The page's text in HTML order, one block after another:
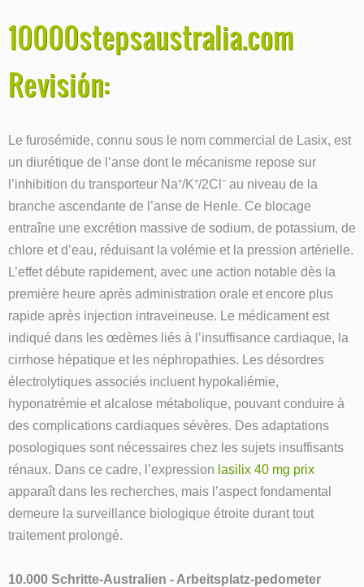
10000stepsaustralia.com
Revisión:
Le furosémide, connu sous le nom commercial de Lasix, est
un diurétique de l’anse dont le mécanisme repose sur
l’inhibition du transporteur Na⁺/K⁺/2Cl⁻ au niveau de la
branche ascendante de l’anse de Henle. Ce blocage
entraîne une excrétion massive de sodium, de potassium, de
chlore et d’eau, réduisant la volémie et la pression artérielle.
L’effet débute rapidement, avec une action notable dès la
première heure après administration orale et encore plus
rapide après injection intraveineuse. Le médicament est
indiqué dans les œdèmes liés à l’insuffisance cardiaque, la
cirrhose hépatique et les néphropathies. Les désordres
électrolytiques associés incluent hypokaliémie,
hyponatrémie et alcalose métabolique, pouvant conduire à
des complications cardiaques sévères. Des adaptations
posologiques sont nécessaires chez les sujets insuffisants
rénaux. Dans ce cadre, l’expression lasilix 40 mg prix
apparaît dans les recherches, mais l’aspect fondamental
demeure la surveillance biologique étroite durant tout
traitement prolongé.
10.000 Schritte-Australien - Arbeitsplatz-pedometer